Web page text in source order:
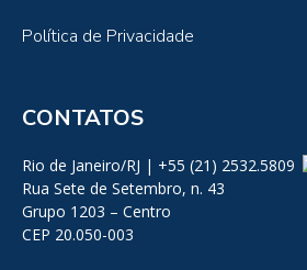
Política de Privacidade
CONTATOS
Rio de Janeiro/RJ | +55 (21) 2532.5809
Rua Sete de Setembro, n. 43
Grupo 1203 – Centro
CEP 20.050-003